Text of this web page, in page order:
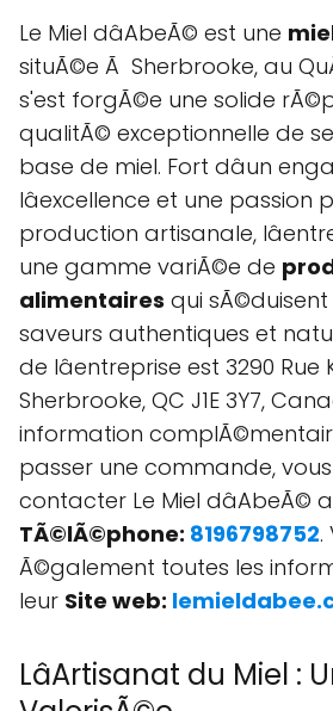
Le Miel dâAbeÃ© est une
situÃ©e Ã Sherbrooke, au
s'est forgÃ©e une solide
qualitÃ© exceptionnelle de
base de miel. Fort dâun
lâexcellence et une passion
production artisanale,
une gamme variÃ©e de
alimentaires qui
saveurs authentiques et
de lâentreprise est 3290 Rue
Sherbrooke, QC J1E 3Y7,
information
passer une commande,
contacter Le Miel dâAbeÃ©
TÃ©lÃ©phone: 8196798752.
Ã©galement toutes les
leur Site web:
LâArtisanat du Miel :